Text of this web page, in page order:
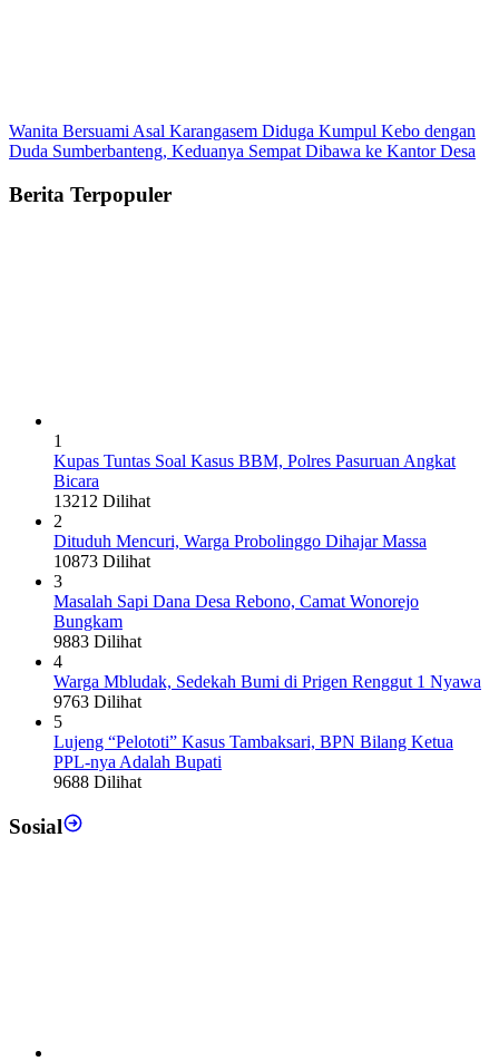
Wanita Bersuami Asal Karangasem Diduga Kumpul Kebo dengan
Duda Sumberbanteng, Keduanya Sempat Dibawa ke Kantor Desa
Berita Terpopuler
1
Kupas Tuntas Soal Kasus BBM, Polres Pasuruan Angkat
Bicara
13212 Dilihat
2
Dituduh Mencuri, Warga Probolinggo Dihajar Massa
10873 Dilihat
3
Masalah Sapi Dana Desa Rebono, Camat Wonorejo
Bungkam
9883 Dilihat
4
Warga Mbludak, Sedekah Bumi di Prigen Renggut 1 Nyawa
9763 Dilihat
5
Lujeng “Pelototi” Kasus Tambaksari, BPN Bilang Ketua
PPL-nya Adalah Bupati
9688 Dilihat
Sosial